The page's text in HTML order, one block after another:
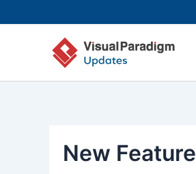
至
內
New Feature